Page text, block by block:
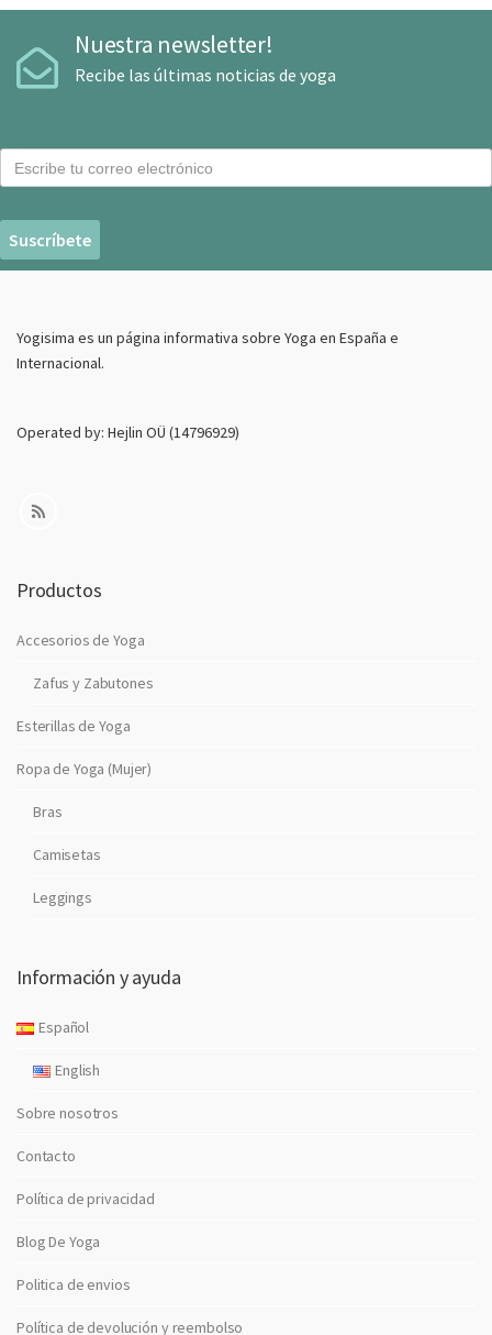
Nuestra newsletter!
Recibe las últimas noticias de yoga
o
e
Yogisima es un página informativa sobre Yoga en España e
Internacional.
Operated by: Hejlin OÜ (14796929)
Productos
Accesorios de Yoga
Zafus y Zabutones
Esterillas de Yoga
Ropa de Yoga (Mujer)
Bras
Camisetas
Leggings
Información y ayuda
Español
English
Sobre nosotros
Contacto
Política de privacidad
Blog De Yoga
Politica de envios
Política de devolución y reembolso